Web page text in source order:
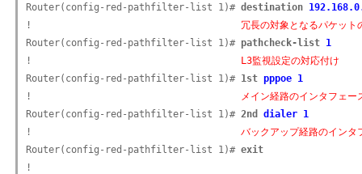
Router(config-red-pathfilter-list 1)# destination
! 冗長の対象となるパケット
Router(config-red-pathfilter-list 1)# pathcheck-list 1
!
L3監視設定の対応付け
Router(config-red-pathfilter-list 1)# 1st pppoe 1
!
メイン経路のインタフェー
Router(config-red-pathfilter-list 1)# 2nd dialer 1
! バックアップ経路のインタ
Router(config-red-pathfilter-list 1)# exit
!